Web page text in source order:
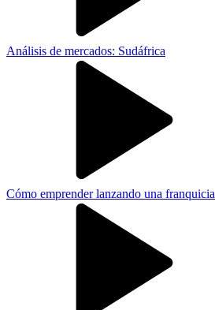
Análisis de mercados: Sudáfrica
Cómo emprender lanzando una franquicia